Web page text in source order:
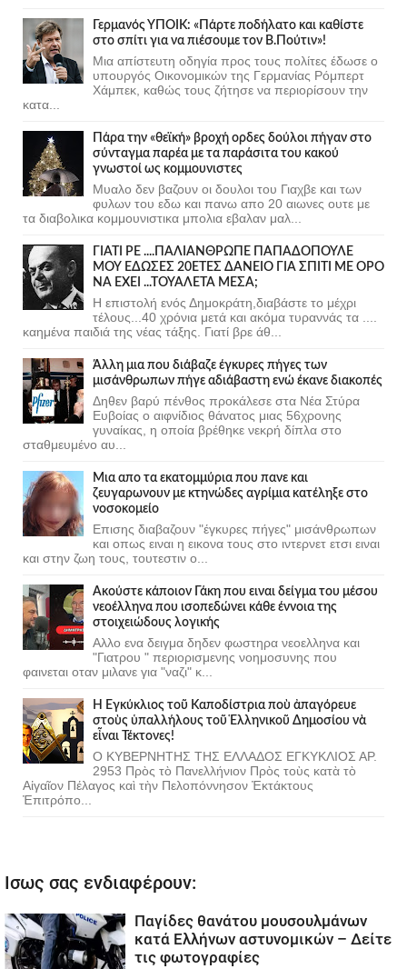
Γερμανός ΥΠΟΙΚ: «Πάρτε ποδήλατο και καθίστε
στο σπίτι για να πιέσουμε τον Β.Πούτιν»!
Μια απίστευτη οδηγία προς τους πολίτες έδωσε ο
υπουργός Οικονομικών της Γερμανίας Ρόμπερτ
Χάμπεκ, καθώς τους ζήτησε να περιορίσουν την
κατα...
Πάρα την «θεϊκή» βροχή ορδες δούλοι πήγαν στο
σύνταγμα παρέα με τα παράσιτα του κακού
γνωστοί ως κομμουνιστες
Μυαλο δεν βαζουν οι δουλοι του Γιαχβε και των
φυλων του εδω και πανω απο 20 αιωνες ουτε με
τα διαβολικα κομμουνιστικα μπολια εβαλαν μαλ...
ΓΙΑΤΙ ΡΕ ....ΠΑΛΙΑΝΘΡΩΠΕ ΠΑΠΑΔΟΠΟΥΛΕ
ΜΟΥ ΕΔΩΣΕΣ 20ΕΤΕΣ ΔΑΝΕΙΟ ΓΙΑ ΣΠΙΤΙ ΜΕ ΟΡΟ
ΝΑ ΕΧΕΙ ...ΤΟΥΑΛΕΤΑ ΜΕΣΑ;
Η επιστολή ενός Δημοκράτη,διαβάστε το μέχρι
τέλους...40 χρόνια μετά και ακόμα τυραννάς τα ....
καημένα παιδιά της νέας τάξης. Γιατί βρε άθ...
Άλλη μια που διάβαζε έγκυρες πήγες των
μισάνθρωπων πήγε αδιάβαστη ενώ έκανε διακοπές
Δηθεν βαρύ πένθος προκάλεσε στα Νέα Στύρα
Ευβοίας ο αιφνίδιος θάνατος μιας 56χρονης
γυναίκας, η οποία βρέθηκε νεκρή δίπλα στο
σταθμευμένο αυ...
Μια απο τα εκατομμύρια που πανε και
ζευγαρωνουν με κτηνώδες αγρίμια κατέληξε στο
νοσοκομείο
Επισης διαβαζουν "έγκυρες πήγες" μισάνθρωπων
και οπως ειναι η εικονα τους στο ιντερνετ ετσι ειναι
και στην ζωη τους, τουτεστιν ο...
Ακούστε κάποιον Γάκη που ειναι δείγμα του μέσου
νεοέλληνα που ισοπεδώνει κάθε έννοια της
στοιχειώδους λογικής
Αλλο ενα δειγμα δηδεν φωστηρα νεοελληνα και
"Γιατρου " περιορισμενης νοημοσυνης που
φαινεται οταν μιλανε για "ναζι" κ...
Ἡ Ἐγκύκλιος τοῦ Καποδίστρια ποὺ ἀπαγόρευε
στοὺς ὑπαλλήλους τοῦ Ἑλληνικοῦ Δημοσίου νὰ
εἶναι Τέκτονες!
Ο ΚΥΒΕΡΝΗΤΗΣ ΤΗΣ ΕΛΛΑΔΟΣ ΕΓΚΥΚΛΙΟΣ ΑΡ.
2953 Πρὸς τὸ Πανελλήνιον Πρὸς τοὺς κατὰ τὸ
Αἰγαῖον Πέλαγος καὶ τὴν Πελοπόννησον Ἐκτάκτους
Ἐπιτρόπο...